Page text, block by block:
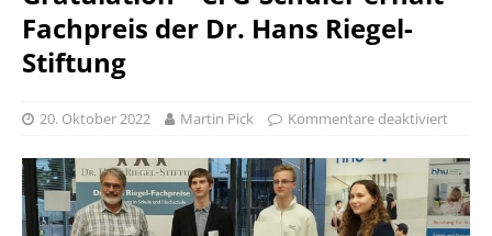
Fachpreis der Dr. Hans Riegel-
Stiftung
20. Oktober 2022 Martin Pick Kommentare deaktiviert